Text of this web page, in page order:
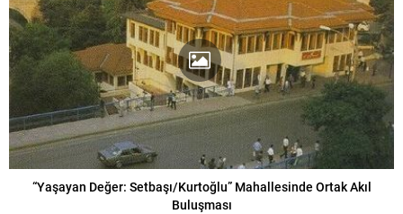
“Yaşayan Değer: Setbaşı/Kurtoğlu” Mahallesinde Ortak Akıl
Buluşması